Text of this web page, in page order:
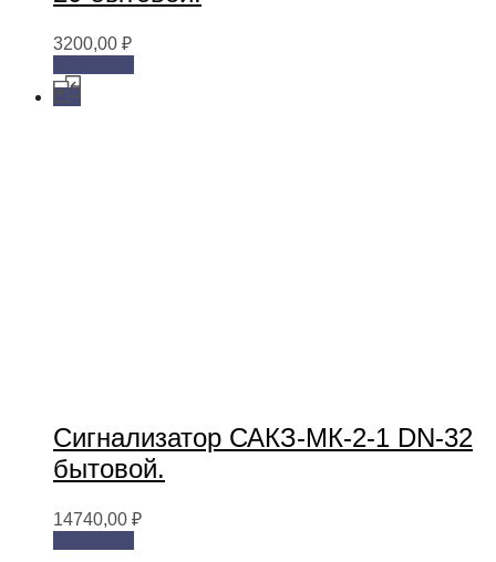
3200,00 ₽
Сигнализатор САКЗ-МК-2-1 DN-32
бытовой.
14740,00 ₽